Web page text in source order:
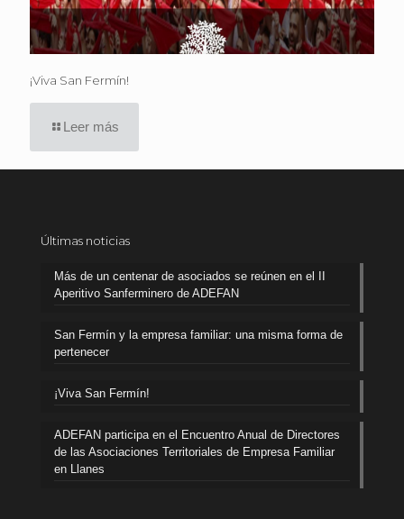
¡Viva San Fermín!
Leer más
Últimas noticias
Más de un centenar de asociados se reúnen en el II
Aperitivo Sanferminero de ADEFAN
San Fermín y la empresa familiar: una misma forma de
pertenecer
¡Viva San Fermín!
ADEFAN participa en el Encuentro Anual de Directores
de las Asociaciones Territoriales de Empresa Familiar
en Llanes